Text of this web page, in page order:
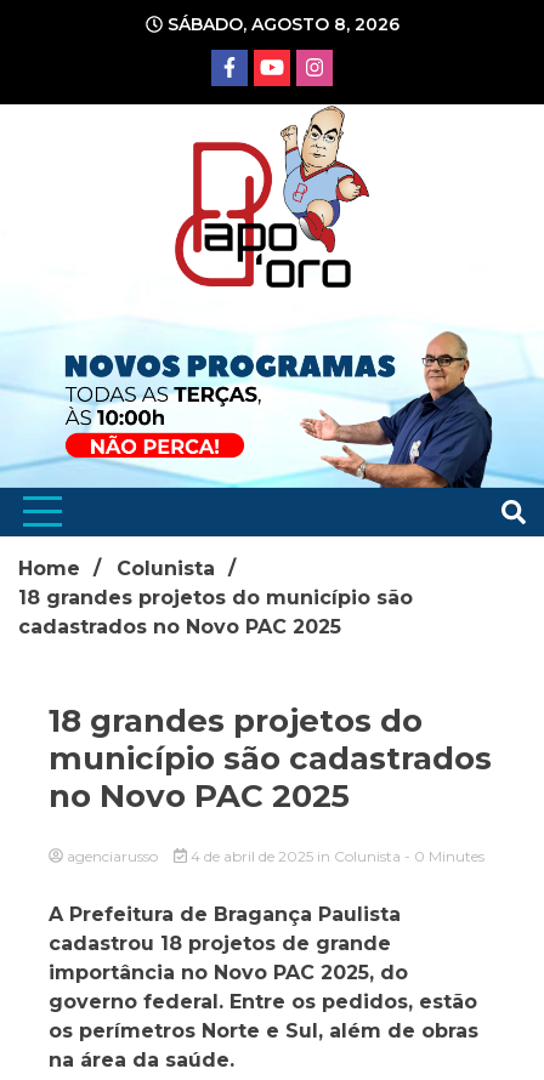
conteúdo
SÁBADO, AGOSTO 8, 2026
Home
Colunista
18 grandes projetos do município são
cadastrados no Novo PAC 2025
18 grandes projetos do
município são cadastrados
no Novo PAC 2025
agenciarusso 4 de abril de 2025 in Colunista - 0 Minutes
A Prefeitura de Bragança Paulista
cadastrou 18 projetos de grande
importância no Novo PAC 2025, do
governo federal. Entre os pedidos, estão
os perímetros Norte e Sul, além de obras
na área da saúde.